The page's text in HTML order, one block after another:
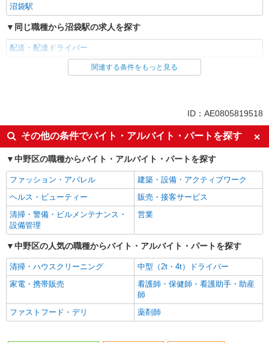
沼袋駅
同じ職種から沼袋駅の求人を探す
配送・配達ドライバー
同じ雇用形態から沼袋駅の求人を探す
即日勤務OK
履歴書不要
Web面接OK
未経験歓迎
学歴不問
ブランクOK
高収入・高額
昇給あり
週払い
給与前払いOK
バイク通勤OK
登録制
交通費支給
社会保険あり
同じ職種から求人を探す
ドライバー・配達
配送・配達ドライバー
関連する条件をもっと見る
ID：AE0805819518
その他の条件でバイト・アルバイト・パートを探す
中野区の職種からバイト・アルバイト・パートを探す
ファッション・アパレル
建築・設備・アクティブワーク
ヘルス・ビューティー
販売・接客サービス
清掃・警備・ビルメンテナンス・
設備管理
営業
中野区の人気の職種からバイト・アルバイト・パートを探す
清掃・ハウスクリーニング
中型（2t・4t）ドライバー
家電・携帯販売
看護師・保健師・看護助手・助産
師
ファストフード・デリ
薬剤師